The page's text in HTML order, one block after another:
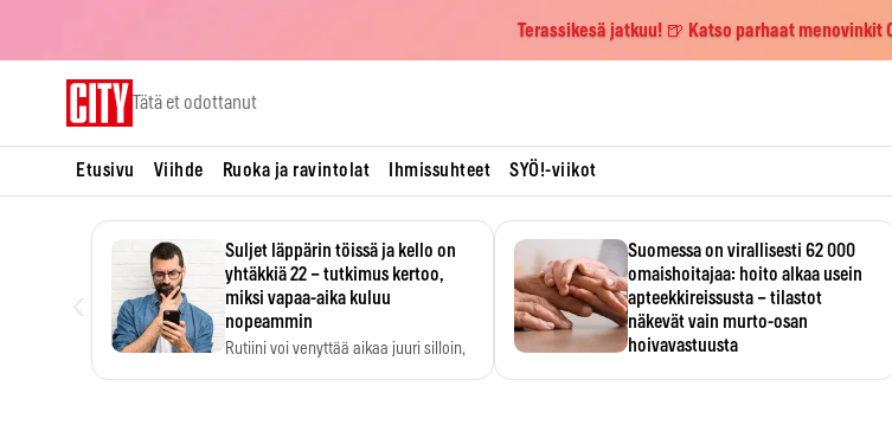
Terassikesä jatkuu! 🍺 Katso parhaat menovinkit
Tätä et odottanut
Etusivu Viihde Ruoka ja ravintolat Ihmissuhteet SYÖ!-viikot
Suljet läppärin töissä ja kello on
yhtäkkiä 22 – tutkimus kertoo,
miksi vapaa-aika kuluu
nopeammin
Rutiini voi venyttää aikaa juuri silloin,
Suomessa on virallisesti 62 000
omaishoitajaa: hoito alkaa usein
apteekkireissusta – tilastot
näkevät vain murto-osan
hoivavastuusta